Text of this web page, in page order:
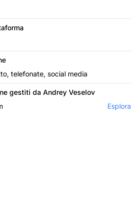
telefonate, social media
gestiti da Andrey Veselov
Esplora